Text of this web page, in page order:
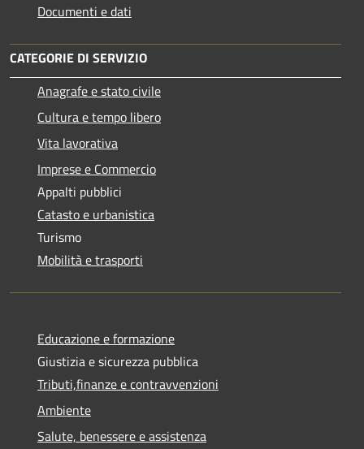
Documenti e dati
CATEGORIE DI SERVIZIO
Anagrafe e stato civile
Cultura e tempo libero
Vita lavorativa
Imprese e Commercio
Appalti pubblici
Catasto e urbanistica
Turismo
Mobilità e trasporti
Educazione e formazione
Giustizia e sicurezza pubblica
Tributi,finanze e contravvenzioni
Ambiente
Salute, benessere e assistenza